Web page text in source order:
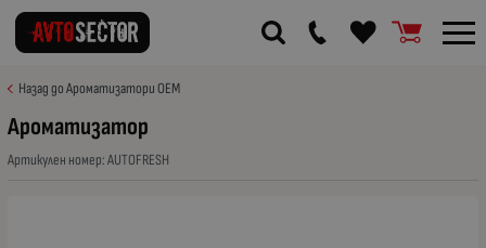
Назад до Ароматизатори OEM
Ароматизатор
Артикулен номер:AUTOFRESH